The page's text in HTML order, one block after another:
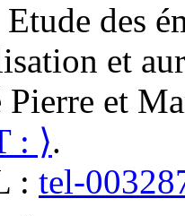
Etude des
et
et
: ⟩.
: tel-